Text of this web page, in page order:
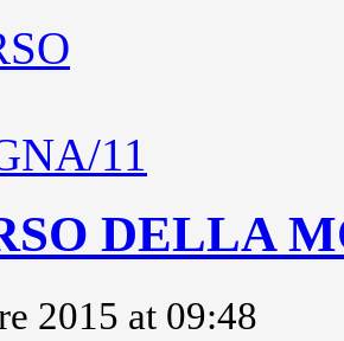
DELLA
2015 at 09:48